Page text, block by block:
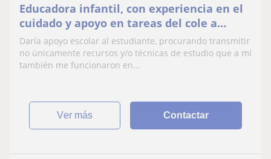
Educadora infantil, con experiencia en el
cuidado y apoyo en tareas del cole a
menores de entre 0 y 11 años.
Daría apoyo escolar al estudiante, procurando transmitir
no únicamente recursos y/o técnicas de estudio que a mí
también me funcionaron en...
ver más Contactar